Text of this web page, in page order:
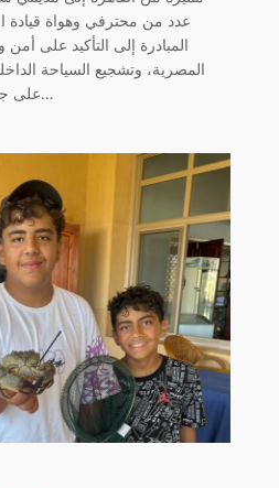
عدد من محترفي وهواة قيادة
المبادرة إلى التأكيد على
المصرية، وتشجيع السياحة
على جمال الطبيعة وسحر الطرق…